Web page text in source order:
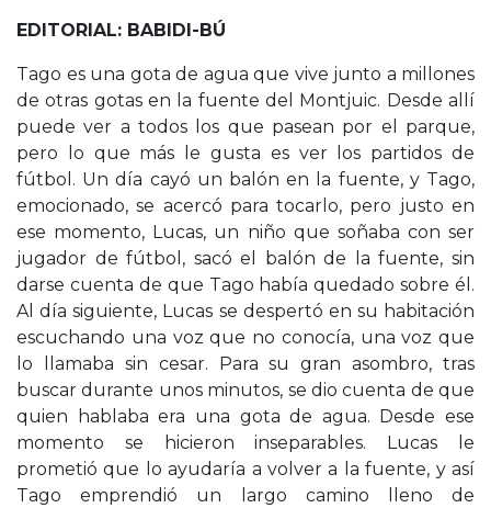
EDITORIAL: BABIDI-BÚ
Tago es una gota de agua que vive junto a millones
de otras gotas en la fuente del Montjuic. Desde allí
puede ver a todos los que pasean por el parque,
pero lo que más le gusta es ver los partidos de
fútbol. Un día cayó un balón en la fuente, y Tago,
emocionado, se acercó para tocarlo, pero justo en
ese momento, Lucas, un niño que soñaba con ser
jugador de fútbol, sacó el balón de la fuente, sin
darse cuenta de que Tago había quedado sobre él.
Al día siguiente, Lucas se despertó en su habitación
escuchando una voz que no conocía, una voz que
lo llamaba sin cesar. Para su gran asombro, tras
buscar durante unos minutos, se dio cuenta de que
quien hablaba era una gota de agua. Desde ese
momento se hicieron inseparables. Lucas le
prometió que lo ayudaría a volver a la fuente, y así
Tago emprendió un largo camino lleno de